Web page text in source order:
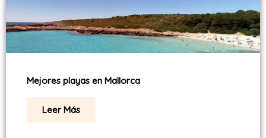
Mejores playas en Mallorca
Leer Más